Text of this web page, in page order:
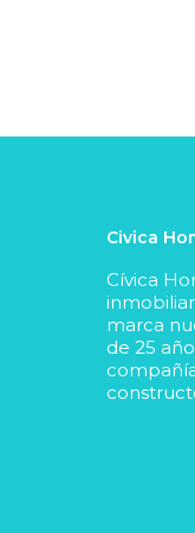
Civica
Cívica
marca
de 25